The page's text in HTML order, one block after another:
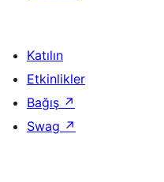
Katılın
Etkinlikler
Bağış ↗
Swag ↗